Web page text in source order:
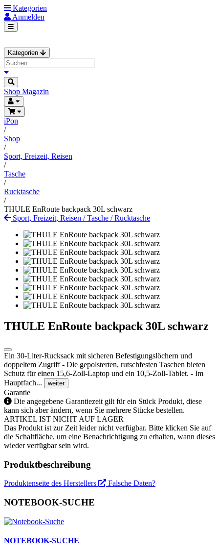
Kategorien
Anmelden
Kategorien
Shop Magazin
iPon
/
Shop
/
Sport, Freizeit, Reisen
/
Tasche
/
Rucktasche
/
THULE EnRoute backpack 30L schwarz
Sport, Freizeit, Reisen /Tasche /Rucktasche
THULE EnRoute backpack 30L schwarz
Ein 30-Liter-Rucksack mit sicheren Befestigungslöchern und
doppeltem Zugriff - Die gepolsterten, rutschfesten Taschen bieten
Schutz für einen 15,6-Zoll-Laptop und ein 10,5-Zoll-Tablet. - Im
Hauptfach...
weiter
Garantie
Die angegebene Garantiezeit gilt für ein Stück Produkt, diese
kann sich aber ändern, wenn Sie mehrere Stücke bestellen.
ARTIKEL IST NICHT AUF LAGER
Das Produkt ist zur Zeit leider nicht verfügbar. Bitte klicken Sie auf
die Schaltfläche, um eine Benachrichtigung zu erhalten, wann dieses
wieder verfügbar sein wird.
Produktbeschreibung
Produktenseite des Herstellers Falsche Daten?
NOTEBOOK-SUCHE
NOTEBOOK-SUCHE